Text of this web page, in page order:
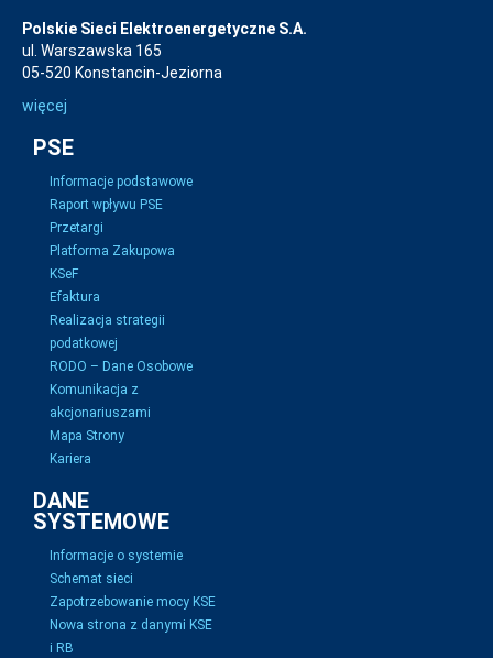
Polskie Sieci Elektroenergetyczne S.A.
ul. Warszawska 165
05-520 Konstancin-Jeziorna
więcej
PSE
Informacje podstawowe
Raport wpływu PSE
Przetargi
Platforma Zakupowa
KSeF
Efaktura
Realizacja strategii
podatkowej
RODO – Dane Osobowe
Komunikacja z
akcjonariuszami
Mapa Strony
Kariera
DANE
SYSTEMOWE
Informacje o systemie
Schemat sieci
Zapotrzebowanie mocy KSE
Nowa strona z danymi KSE
i RB